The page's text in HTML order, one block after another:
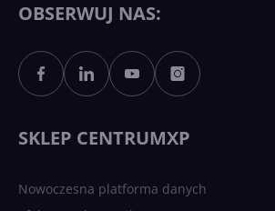
OBSERWUJ NAS:
SKLEP CENTRUMXP
Nowoczesna platforma danych